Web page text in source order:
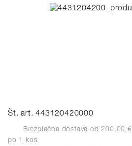
Št. art. 443120420000
Brezplačna dostava od 200,00 €
po 1 kos